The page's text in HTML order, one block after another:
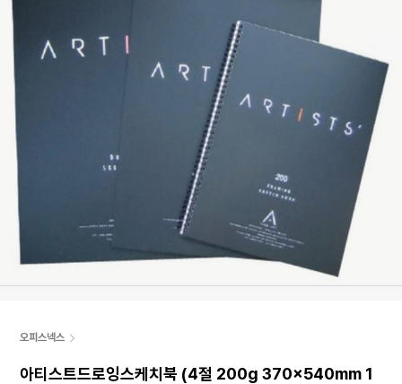
오피스넥스
아티스트드로잉스케치북 (4절 200g 370x540mm 1